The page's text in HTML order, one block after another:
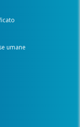
umane